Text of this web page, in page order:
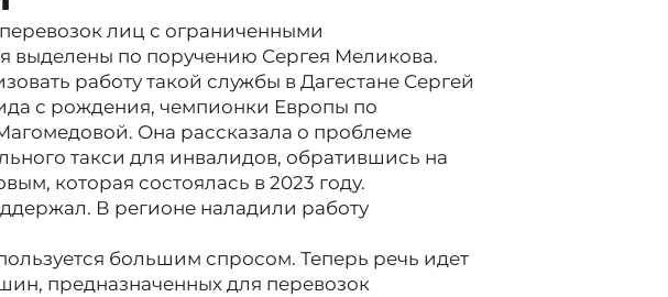
лиц с ограниченными
выделены по поручению Сергея Меликова.
работу такой службы в Дагестане Сергей
с рождения, чемпионки Европы по
Она рассказала о проблеме
такси для инвалидов, обратившись на
которая состоялась в 2023 году.
В регионе наладили работу
большим спросом. Теперь речь идет
предназначенных для перевозок